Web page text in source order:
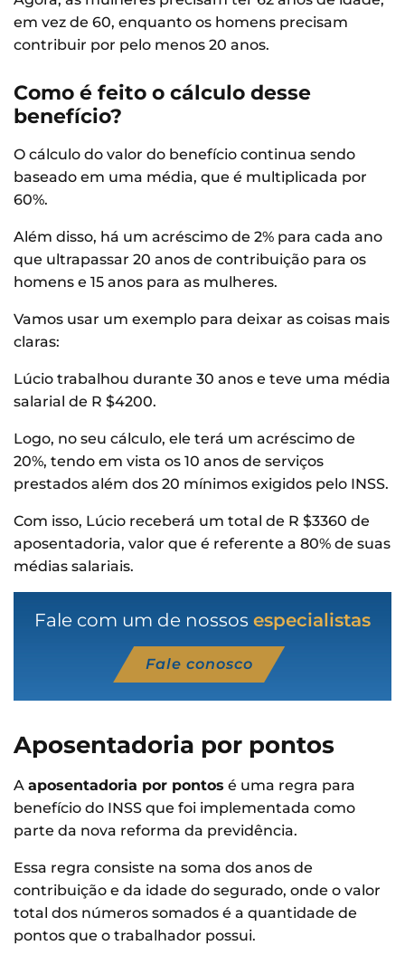
em vez de 60, enquanto os homens precisam
contribuir por pelo menos 20 anos.
Como é feito o cálculo desse
benefício?
O cálculo do valor do benefício continua sendo
baseado em uma média, que é multiplicada por
60%.
Além disso, há um acréscimo de 2% para cada ano
que ultrapassar 20 anos de contribuição para os
homens e 15 anos para as mulheres.
Vamos usar um exemplo para deixar as coisas mais
claras:
Lúcio trabalhou durante 30 anos e teve uma média
salarial de R $4200.
Logo, no seu cálculo, ele terá um acréscimo de
20%, tendo em vista os 10 anos de serviços
prestados além dos 20 mínimos exigidos pelo INSS.
Com isso, Lúcio receberá um total de R $3360 de
aposentadoria, valor que é referente a 80% de suas
médias salariais.
Fale com um de nossos especialistas
Fale conosco
Aposentadoria por pontos
A aposentadoria por pontos é uma regra para
benefício do INSS que foi implementada como
parte da nova reforma da previdência.
Essa regra consiste na soma dos anos de
contribuição e da idade do segurado, onde o valor
total dos números somados é a quantidade de
pontos que o trabalhador possui.